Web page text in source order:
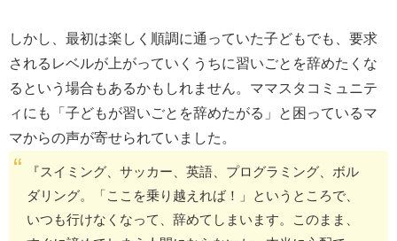
しかし、最初は楽しく順調に通っていた子どもでも、要求
されるレベルが上がっていくうちに習いごとを辞めたくな
るという場合もあるかもしれません。ママスタコミュニテ
ィにも「子どもが習いごとを辞めたがる」と困っているマ
マからの声が寄せられていました。
『スイミング、サッカー、英語、プログラミング、ボル
ダリング。「ここを乗り越えれば！」というところで、
いつも行けなくなって、辞めてしまいます。このまま、